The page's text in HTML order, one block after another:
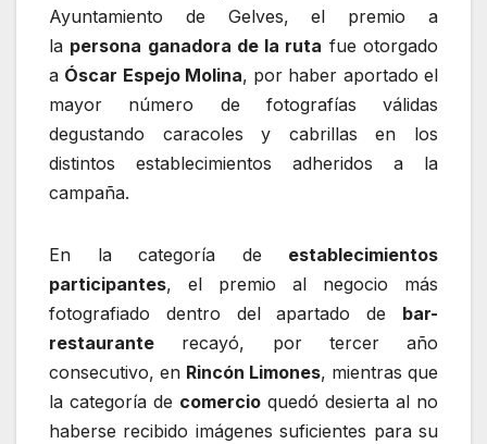
Ayuntamiento de Gelves, el premio a
la persona ganadora de la ruta fue otorgado
a Óscar Espejo Molina, por haber aportado el
mayor número de fotografías válidas
degustando caracoles y cabrillas en los
distintos establecimientos adheridos a la
campaña.
En la categoría de establecimientos
participantes, el premio al negocio más
fotografiado dentro del apartado de bar-
restaurante recayó, por tercer año
consecutivo, en Rincón Limones, mientras que
la categoría de comercio quedó desierta al no
haberse recibido imágenes suficientes para su